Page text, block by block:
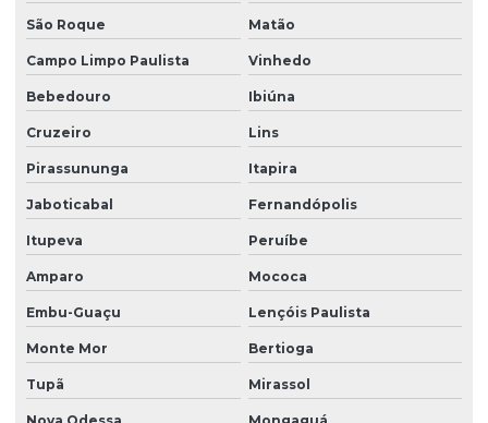
São Roque Matão
Campo Limpo Paulista Vinhedo
Bebedouro Ibiúna
Cruzeiro Lins
Pirassununga Itapira
Jaboticabal Fernandópolis
Itupeva Peruíbe
Amparo Mococa
Embu-Guaçu Lençóis Paulista
Monte Mor Bertioga
Tupã Mirassol